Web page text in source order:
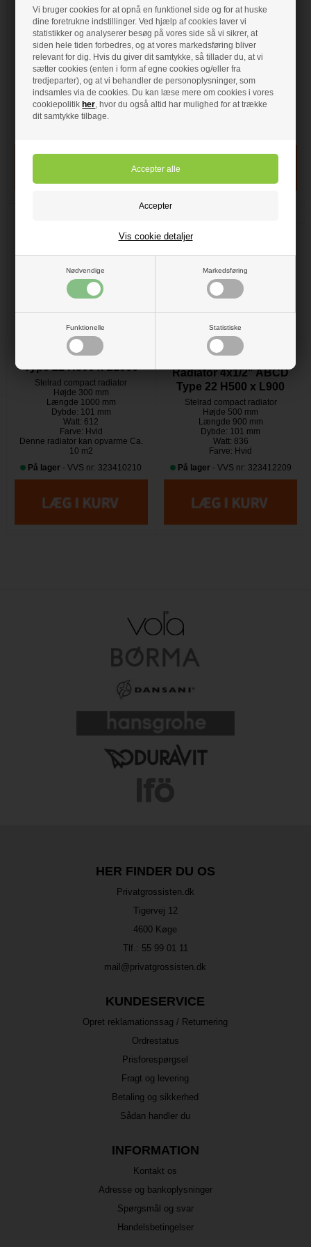
Vi bruger cookies for at opnå en funktionel side og for at huske
dine foretrukne indstillinger. Ved hjælp af cookies laver vi
statistikker og analyserer besøg på vores side så vi sikrer, at
siden hele tiden forbedres, og at vores markedsføring bliver
relevant for dig. Hvis du giver dit samtykke, så tillader du, at vi
sætter cookies (enten i form af egne cookies og/eller fra
tredjeparter), og at vi behandler de personoplysninger, som
indsamles via de cookies. Du kan læse mere om cookies i vores
cookiepolitikher , hvor du også altid har mulighed for at trække
dit samtykke tilbage.
Nødvendige Markedsføring
Funktionelle Statistiske
Vis cookie detaljer
Stelrad Compact All In
Radiator 4x1/2" ABCD
Type 22 H 500 x L 700
mm
Stelrad compact radiator
Højde 500 mm
Længde 700 mm
Dybde: 101 mm
Watt: 650
Farve: Hvid
Stelrad Compact All In
Radiator 4x1/2" ABCD
Type 22 H 500 x L 800
mm
Stelrad compact radiator
Højde 500 mm
Længde 800 mm
Dybde: 101 mm
Watt: 743
Stelrad Compact All In
Radiator 4x1/2" ABCD
Type 22 H300 x L1000
Stelrad compact radiator
Højde 300 mm
Længde 1000 mm
Dybde: 101 mm
Watt: 612
Farve: Hvid
Denne radiator kan opvarme Ca.
10 m2
På lager - VVS nr: 323410210
1.069,00 DKK
Stelrad Compact All In
Radiator 4x1/2" ABCD
Type 22 H500 x L900
Stelrad compact radiator
Højde 500 mm
Længde 900 mm
Dybde: 101 mm
Watt: 836
Farve: Hvid
På lager- VVS nr: 323412209
HER FINDER DU OS
Privatgrossisten.dk
Tigervej 12
4600 Køge
Tlf.: 55 99 01 11
mail@privatgrossisten.dk
KUNDESERVICE
Opret reklamationssag / Returnering
Ordrestatus
Prisforespørgsel
Fragt og levering
Betaling og sikkerhed
Sådan handler du
INFORMATION
Kontakt os
Adresse og bankoplysninger
Spørgsmål og svar
Handelsbetingelser